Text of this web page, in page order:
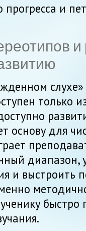
прогресса и
слухе»
только
основу для
диапазон,
и выстроить
быстро